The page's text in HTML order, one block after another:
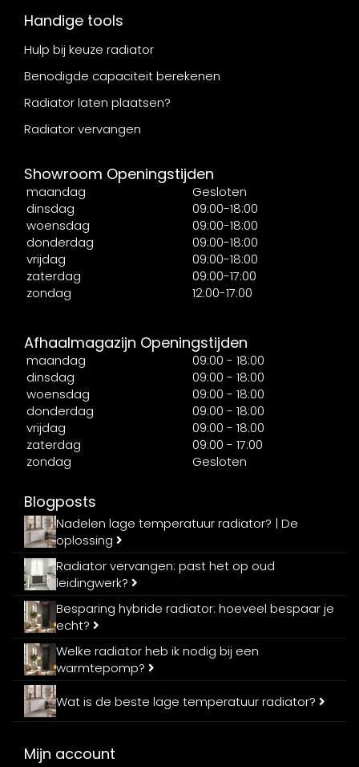
Handige tools
Hulp bij keuze radiator
Benodigde capaciteit berekenen
Radiator laten plaatsen?
Radiator vervangen
Showroom Openingstijden
maandag
Gesloten
dinsdag
09:00-18:00
woensdag
09:00-18:00
donderdag
09:00-18:00
vrijdag
09:00-18:00
zaterdag
09:00-17:00
zondag
12:00-17:00
Afhaalmagazijn Openingstijden
maandag
09:00 - 18:00
dinsdag
09:00 - 18:00
woensdag
09:00 - 18:00
donderdag
09:00 - 18:00
vrijdag
09:00 - 18:00
zaterdag
09:00 - 17:00
zondag
Gesloten
Blogposts
Nadelen lage temperatuur radiator? | De
oplossing
Radiator vervangen: past het op oud
leidingwerk?
Besparing hybride radiator: hoeveel bespaar je
echt?
Welke radiator heb ik nodig bij een
warmtepomp?
Wat is de beste lage temperatuur radiator?
Mijn account